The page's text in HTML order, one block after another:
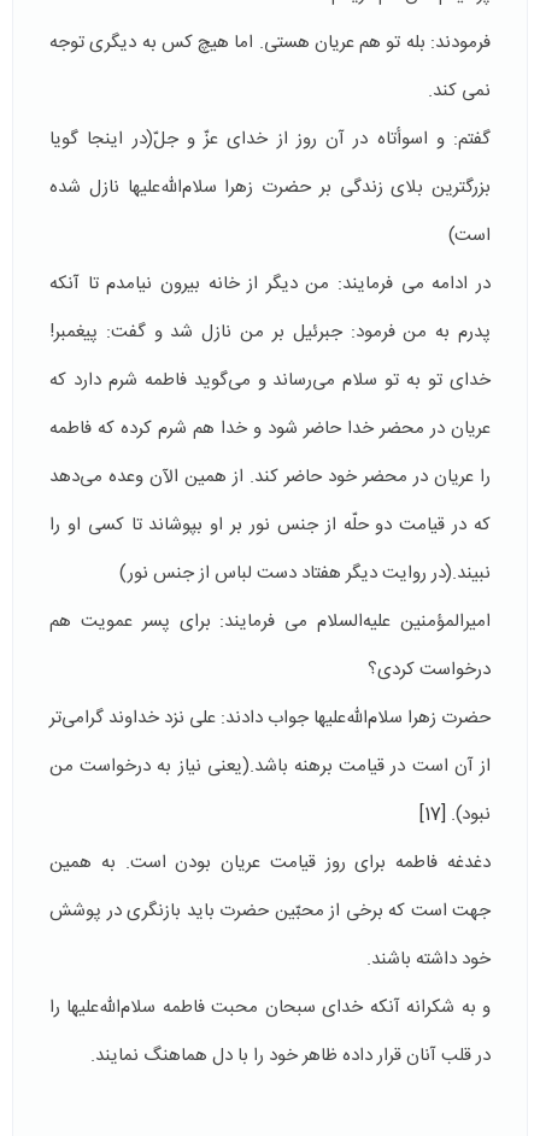
فرمودند: بله تو هم عریان هستی. اما هیچ کس به دیگری توجه
نمی کند.
گفتم: و اسوأتاه در آن روز از خداى عزّ و جلّ(در اینجا گویا
بزرگترین بلای زندگی بر حضرت زهرا سلام‌الله‌علیها نازل شده
است)
در ادامه می فرمایند: من دیگر از خانه بيرون نيامدم تا آنکه
پدرم به من فرمود: جبرئیل بر من نازل شد و گفت: پیغمبر!
خدای تو به تو سلام می‌رساند و می‌گوید فاطمه شرم دارد که
عریان در محضر خدا حاضر شود و خدا هم شرم کرده که فاطمه
را عریان در محضر خود حاضر کند. از همین الآن وعده می‌دهد
که در قیامت دو حلّه از جنس نور بر او بپوشاند تا کسی او را
نبیند.(در روایت دیگر هفتاد دست لباس از جنس نور)
امیرالمؤمنین علیه‌السلام می فرمایند: برای پسر عمویت هم
درخواست کردی؟
حضرت زهرا سلام‌الله‌علیها جواب دادند: علی نزد خداوند گرامی‌تر
از آن است در قیامت برهنه باشد.(یعنی نیاز به درخواست من
نبود). [17]
دغدغه فاطمه برای روز قیامت عریان بودن است. به همین
جهت است که برخی از محبّین حضرت باید بازنگری در پوشش
خود داشته باشند.
و به شکرانه آنکه خدای سبحان محبت فاطمه سلام‌الله‌علیها را
در قلب آنان قرار داده ظاهر خود را با دل هماهنگ نمایند.